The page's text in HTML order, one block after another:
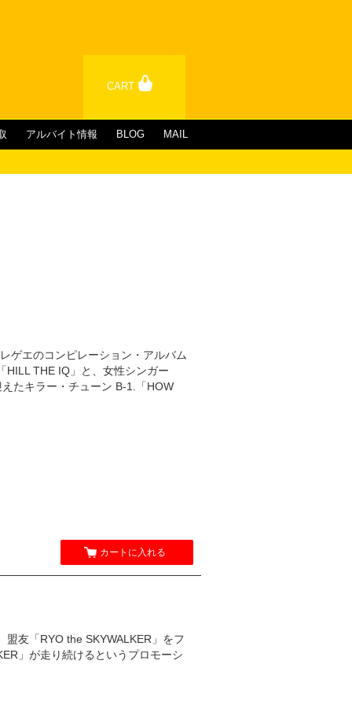
CART
アルバイト情報 BLOG MAIL
ゲエのコンピレーション・アルバム
HILL THE IQ」と、女性シンガー
たキラー・チューン B-1.「HOW
カートに入れる
友「RYO the SKYWALKER」をフ
」が走り続けるというプロモーシ